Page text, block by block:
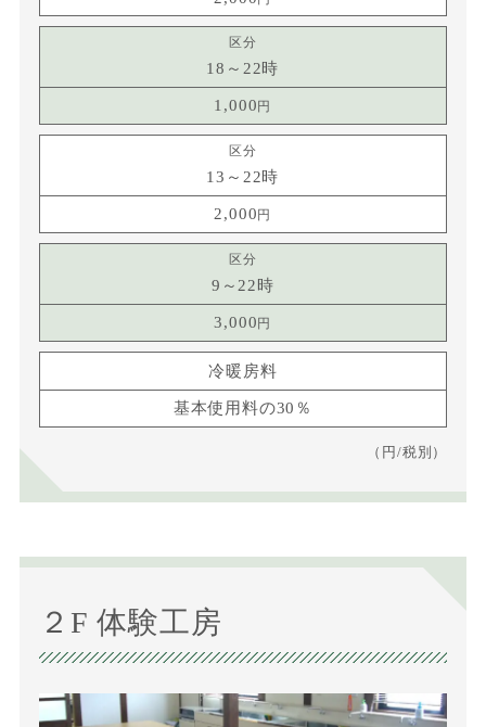
18～22時
1,000
13～22時
2,000
9～22時
3,000
冷暖房料
基本使用料の30％
（円/税別）
２F 体験工房